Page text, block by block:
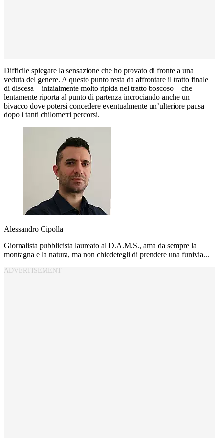
Difficile spiegare la sensazione che ho provato di fronte a una
veduta del genere. A questo punto resta da affrontare il tratto finale
di discesa – inizialmente molto ripida nel tratto boscoso – che
lentamente riporta al punto di partenza incrociando anche un
bivacco dove potersi concedere eventualmente un’ulteriore pausa
dopo i tanti chilometri percorsi.
Alessandro Cipolla
Giornalista pubblicista laureato al D.A.M.S., ama da sempre la
montagna e la natura, ma non chiedetegli di prendere una funivia...